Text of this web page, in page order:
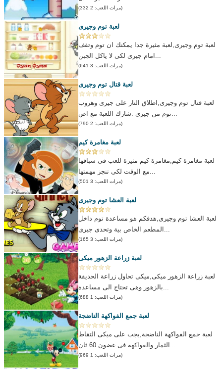
(مرات اللعب: 2 332)
لعبة توم وجيرى
لعبة توم وجيرى,لعبة مثيرة جدا يمكنك ان توم وتقف
(مرات اللعب: 3 641)
لعبة قتال توم وجيرى
لعبة قتال توم وجيرى,اطلاق النار على جيرى وهروب
(مرات اللعب: 2 790)
لعبة مغامرة كيم
لعبة مغامرة كيم,مغامرة كيم مثيرة للعب فى سباقها
(مرات اللعب: 3 501)
لعبة العشا توم وجيرى
لعبة العشا توم وجيرى,هدفكم هو مساعدة توم داخل
(مرات اللعب: 3 165)
لعبة زراعة الزهور ميكى
لعبة زراعة الزهور ميكى,ميكى تحاول زراعة الحديقة
(مرات اللعب: 1 688)
لعبة جمع الفواكهة الناضجة
لعبة جمع الفواكهة الناضجة,يجب على ميكى التقاط
(مرات اللعب: 1 969)